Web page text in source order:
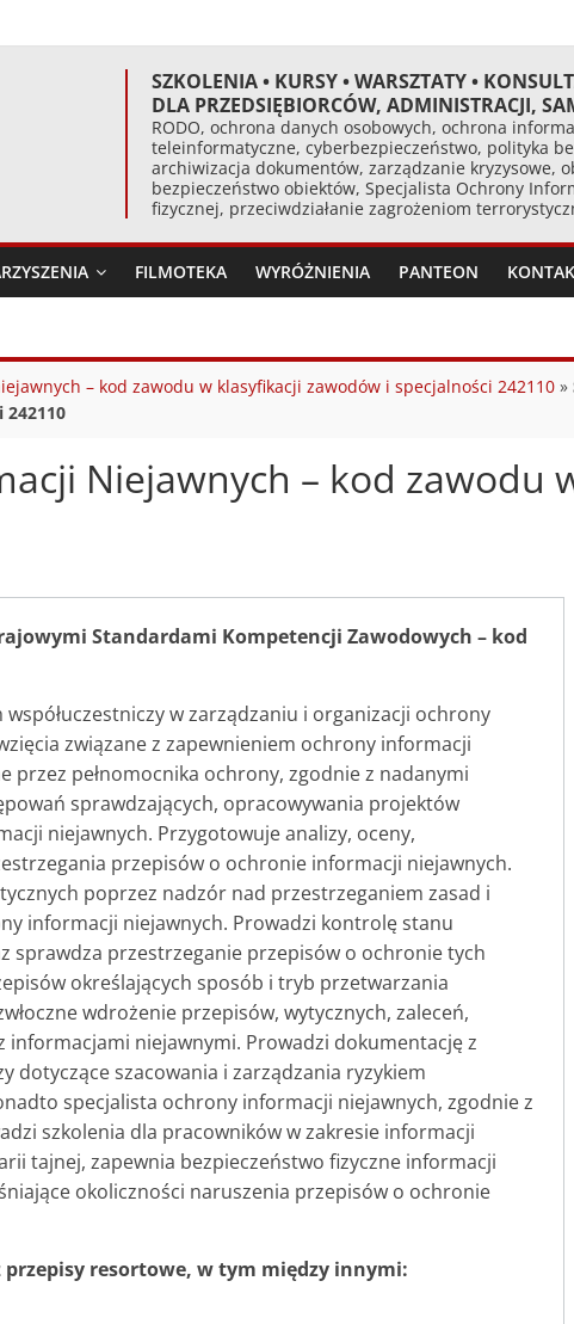
SZKOLENIA • KURSY • WARSZTATY •
DLA PRZEDSIĘBIORCÓW, ADMINISTRACJI,
RODO, ochrona danych osobowych, ochrona
teleinformatyczne, cyberbezpieczeństwo, polityka
archiwizacja dokumentów, zarządzanie kryzysowe,
bezpieczeństwo obiektów, Specjalista Ochrony
fizycznej, przeciwdziałanie zagrożeniom
FILMOTEKA WYRÓŻNIENIA PANTEON
– kod zawodu w klasyfikacji zawodów i specjalności 242110 »
Niejawnych – kod zawodu
Standardami Kompetencji Zawodowych – kod
w zarządzaniu i organizacji ochrony
związane z zapewnieniem ochrony informacji
przez pełnomocnika ochrony, zgodnie z nadanymi
sprawdzających, opracowywania projektów
niejawnych. Przygotowuje analizy, oceny,
przepisów o ochronie informacji niejawnych.
poprzez nadzór nad przestrzeganiem zasad i
informacji niejawnych. Prowadzi kontrolę stanu
sprawdza przestrzeganie przepisów o ochronie tych
określających sposób i tryb przetwarzania
wdrożenie przepisów, wytycznych, zaleceń,
niejawnymi. Prowadzi dokumentację z
dotyczące szacowania i zarządzania ryzykiem
specjalista ochrony informacji niejawnych, zgodnie z
szkolenia dla pracowników w zakresie informacji
tajnej, zapewnia bezpieczeństwo fizyczne informacji
okoliczności naruszenia przepisów o ochronie
resortowe, w tym między innymi: